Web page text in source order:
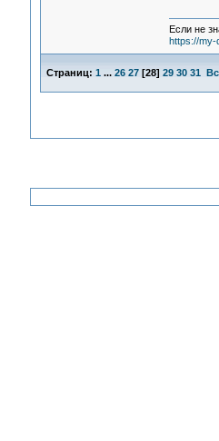
Если не
https://my-
Страниц: 1 ... 26 27[28] 29 30 31